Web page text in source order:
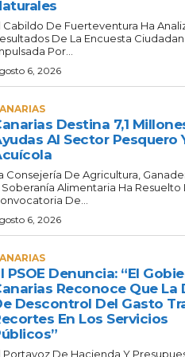
Cabildo De Fuerteventura Ha
De La Encuesta
Por...
6, 2026
Destina 7,1
Al Sector Pesquero
Consejería De Agricultura,
Soberanía Alimentaria Ha Resuelto
De...
6, 2026
PSOE Denuncia: “El
Reconoce Que La
Descontrol Del Gasto
En Los Servicios
Portavoz De Hacienda Y